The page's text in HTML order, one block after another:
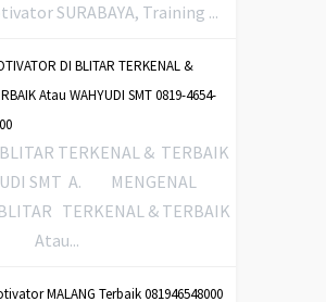
SURABAYA, Training ...
DI BLITAR TERKENAL &
Atau WAHYUDI SMT 0819-4654-
TERKENAL & TERBAIK
SMT A. MENGENAL
TERKENAL & TERBAIK
Atau...
MALANG Terbaik 081946548000